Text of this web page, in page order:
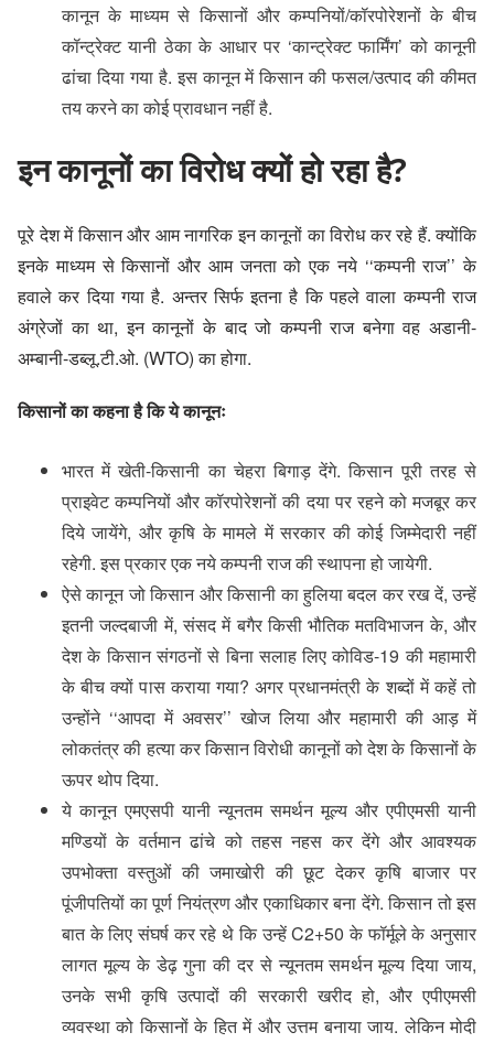
कानून के माध्यम से किसानों और कम्पनियों/कॉरपोरेशनों के बीच
कॉन्ट्रेक्ट यानी ठेका के आधार पर ‘कान्ट्रेक्ट फार्मिंग’ को कानूनी
ढांचा दिया गया है. इस कानून में किसान की फसल/उत्पाद की कीमत
तय करने का कोई प्रावधान नहीं है.
इन कानूनों का विरोध क्यों हो रहा है?
पूरे देश में किसान और आम नागरिक इन कानूनों का विरोध कर रहे हैं. क्योंकि
इनके माध्यम से किसानों और आम जनता को एक नये ‘‘कम्पनी राज’’ के
हवाले कर दिया गया है. अन्तर सिर्फ इतना है कि पहले वाला कम्पनी राज
अंग्रेजों का था, इन कानूनों के बाद जो कम्पनी राज बनेगा वह अडानी-
अम्बानी-डब्लू.टी.ओ. (WTO) का होगा.
किसानों का कहना है कि ये कानूनः
भारत में खेती-किसानी का चेहरा बिगाड़ देंगे. किसान पूरी तरह से
प्राइवेट कम्पनियों और कॉरपोरेशनों की दया पर रहने को मजबूर कर
दिये जायेंगे, और कृषि के मामले में सरकार की कोई जिम्मेदारी नहीं
रहेगी. इस प्रकार एक नये कम्पनी राज की स्थापना हो जायेगी.
ऐसे कानून जो किसान और किसानी का हुलिया बदल कर रख दें, उन्हें
इतनी जल्दबाजी में, संसद में बगैर किसी भौतिक मतविभाजन के, और
देश के किसान संगठनों से बिना सलाह लिए कोविड-19 की महामारी
के बीच क्यों पास कराया गया? अगर प्रधानमंत्री के शब्दों में कहें तो
उन्होंने ‘‘आपदा में अवसर’’ खोज लिया और महामारी की आड़ में
लोकतंत्र की हत्या कर किसान विरोधी कानूनों को देश के किसानों के
ऊपर थोप दिया.
ये कानून एमएसपी यानी न्यूनतम समर्थन मूल्य और एपीएमसी यानी
मण्डियों के वर्तमान ढांचे को तहस नहस कर देंगे और आवश्यक
उपभोक्ता वस्तुओं की जमाखोरी की छूट देकर कृषि बाजार पर
पूंजीपतियों का पूर्ण नियंत्रण और एकाधिकार बना देंगे. किसान तो इस
बात के लिए संघर्ष कर रहे थे कि उन्हें C2+50 के फॉर्मूले के अनुसार
लागत मूल्य के डेढ़ गुना की दर से न्यूनतम समर्थन मूल्य दिया जाय,
उनके सभी कृषि उत्पादों की सरकारी खरीद हो, और एपीएमसी
व्यवस्था को किसानों के हित में और उत्तम बनाया जाय. लेकिन मोदी